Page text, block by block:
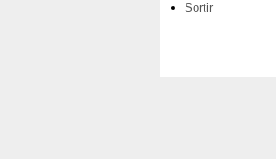
Sortir